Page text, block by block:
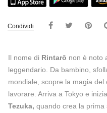
Condividi
Il nome di Rintarō non è noto
leggendario. Da bambino,
mondiale, scopre la magia
lavorare. Arriva a Tokyo e
Tezuka, quando crea la prima